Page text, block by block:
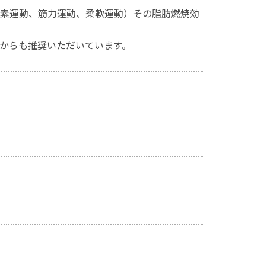
運動、筋力運動、柔軟運動）その脂肪燃焼効
も推奨いただいています。